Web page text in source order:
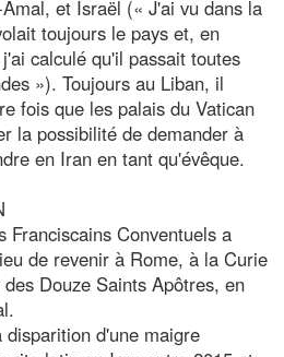
et Israël (« J'ai vu dans la
toujours le pays et, en
calculé qu'il passait toutes
»). Toujours au Liban, il
fois que les palais du Vatican
la possibilité de demander à
en Iran en tant qu'évêque.
Franciscains Conventuels a
de revenir à Rome, à la Curie
Douze Saints Apôtres, en
d'une maigre